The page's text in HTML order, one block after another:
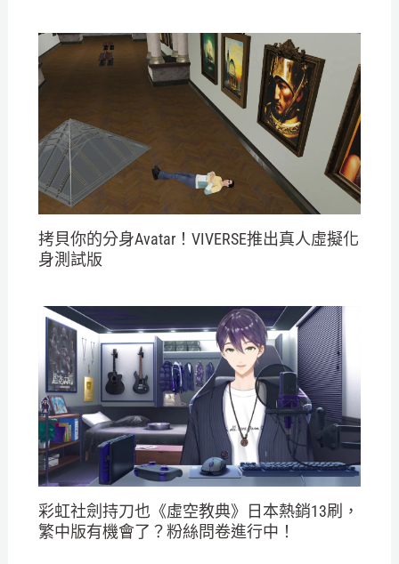
拷貝你的分身Avatar！VIVERSE推出真人虛擬化
身測試版
彩虹社劍持刀也《虛空教典》日本熱銷13刷，
繁中版有機會了？粉絲問卷進行中！